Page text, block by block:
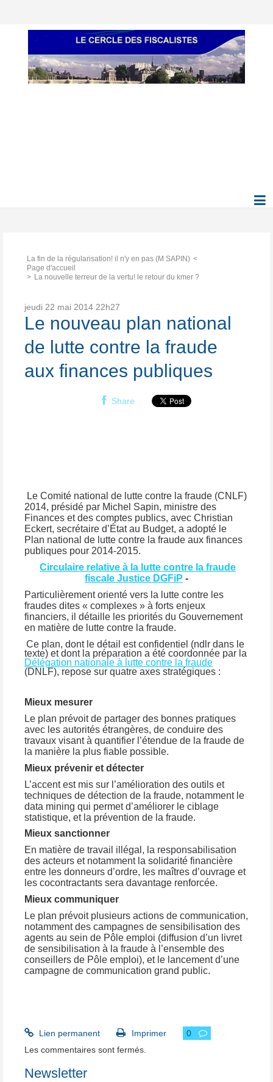
La fin de la régularisation! il n'y en pas (M SAPIN)
Page d'accueil
La nouvelle terreur de la vertu! le retour du kmer ?
jeudi 22 mai 2014 22h27
Le nouveau plan national
de lutte contre la fraude
aux finances publiques
Share
Le Comité national de lutte contre la fraude (CNLF)
2014, présidé par Michel Sapin, ministre des
Finances et des comptes publics, avec Christian
Eckert, secrétaire d’État au Budget, a adopté le
Plan national de lutte contre la fraude aux finances
publiques pour 2014-2015.
Circulaire relative à la lutte contre la fraude
fiscale Justice DGFiP -
Particulièrement orienté vers la lutte contre les
fraudes dites « complexes » à forts enjeux
financiers, il détaille les priorités du Gouvernement
en matière de lutte contre la fraude.
Ce plan, dont le détail est confidentiel (ndlr dans le
texte) et dont la préparation a été coordonnée par la
Délégation nationale à lutte contre la fraude
(DNLF), repose sur quatre axes stratégiques :
Mieux mesurer
Le plan prévoit de partager des bonnes pratiques
avec les autorités étrangères, de conduire des
travaux visant à quantifier l’étendue de la fraude de
la manière la plus fiable possible.
Mieux prévenir et détecter
L’accent est mis sur l’amélioration des outils et
techniques de détection de la fraude, notamment le
data mining qui permet d’améliorer le ciblage
statistique, et la prévention de la fraude.
Mieux sanctionner
En matière de travail illégal, la responsabilisation
des acteurs et notamment la solidarité financière
entre les donneurs d’ordre, les maîtres d’ouvrage et
les cocontractants sera davantage renforcée.
Mieux communiquer
Le plan prévoit plusieurs actions de communication,
notamment des campagnes de sensibilisation des
agents au sein de Pôle emploi (diffusion d’un livret
de sensibilisation à la fraude à l’ensemble des
conseillers de Pôle emploi), et le lancement d’une
campagne de communication grand public.
Lien permanent Imprimer
0
Les commentaires sont fermés.
Newsletter